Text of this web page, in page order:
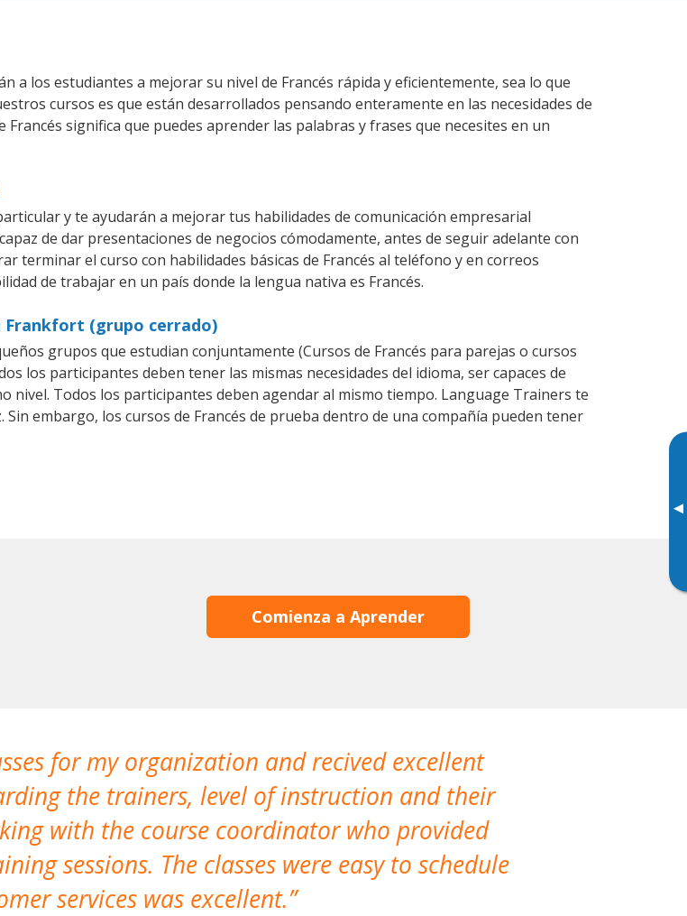
▸
los estudiantes a mejorar su nivel de Francés rápida y eficientemente, sea lo que
cursos es que están desarrollados pensando enteramente en las necesidades de
significa que puedes aprender las palabras y frases que necesites en un
y te ayudarán a mejorar tus habilidades de comunicación empresarial
de dar presentaciones de negocios cómodamente, antes de seguir adelante con
terminar el curso con habilidades básicas de Francés al teléfono y en correos
de trabajar en un país donde la lengua nativa es Francés.
Frankfort (grupo cerrado)
grupos que estudian conjuntamente (Cursos de Francés para parejas o cursos
los participantes deben tener las mismas necesidades del idioma, ser capaces de
nivel. Todos los participantes deben agendar al mismo tiempo. Language Trainers te
embargo, los cursos de Francés de prueba dentro de una compañía pueden tener
Comienza a Aprender
for my organization and recived excellent
the trainers, level of instruction and their
with the course coordinator who provided
sessions. The classes were easy to schedule
services was excellent.